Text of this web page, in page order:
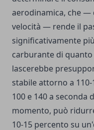
aerodinamica, che —
velocità — rende il
significativamente
carburante di
lascerebbe
stabile attorno a
100 e 140 a seconda
momento, può
10-15 percento su